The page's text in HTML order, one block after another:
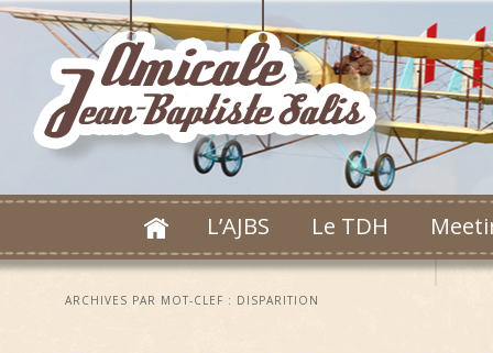
L’AJBS Le TDH
ARCHIVES PAR MOT-CLEF : DISPARITION